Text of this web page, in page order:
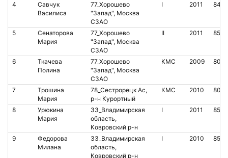
4
Савчук
Василиса
77_Хорошево
"Запад", Москва
СЗАО
I 2011
5
Сенаторова
Мария
77_Хорошево
"Запад", Москва
СЗАО
II 2011
6
Ткачева
Полина
77_Хорошево
"Запад", Москва
СЗАО
КМС 2009
7
Трошина
Мария
78_Сестрорецк Ас,
р-н Курортный
КМС 2010
8
Урюкина
Мария
33_Владимирская
область,
Ковровский р-н
I 2011
9
Федорова
Милана
33_Владимирская
область,
Ковровский р-н
I 2010